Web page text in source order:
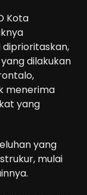
Kota
dilakukan
menerima
yang
yang
mulai